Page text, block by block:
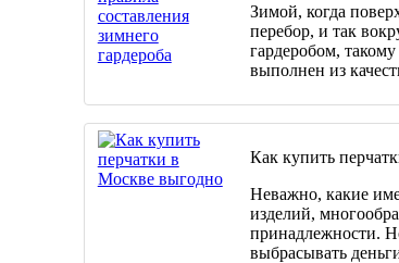
Зимой, когда
перебор, и так
гардеробом,
выполнен из
Как купить
Неважно, какие
изделий,
принадлежности.
выбрасывать